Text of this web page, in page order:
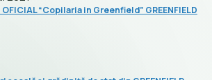
OFICIAL “Copilaria in Greenfield” GREENFIELD